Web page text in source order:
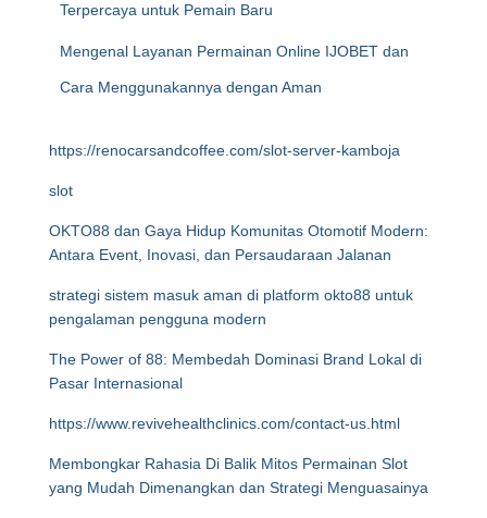
Terpercaya untuk Pemain Baru
Mengenal Layanan Permainan Online IJOBET dan
Cara Menggunakannya dengan Aman
https://renocarsandcoffee.com/slot-server-kamboja
slot
OKTO88 dan Gaya Hidup Komunitas Otomotif Modern:
Antara Event, Inovasi, dan Persaudaraan Jalanan
strategi sistem masuk aman di platform okto88 untuk
pengalaman pengguna modern
The Power of 88: Membedah Dominasi Brand Lokal di
Pasar Internasional
https://www.revivehealthclinics.com/contact-us.html
Membongkar Rahasia Di Balik Mitos Permainan Slot
yang Mudah Dimenangkan dan Strategi Menguasainya